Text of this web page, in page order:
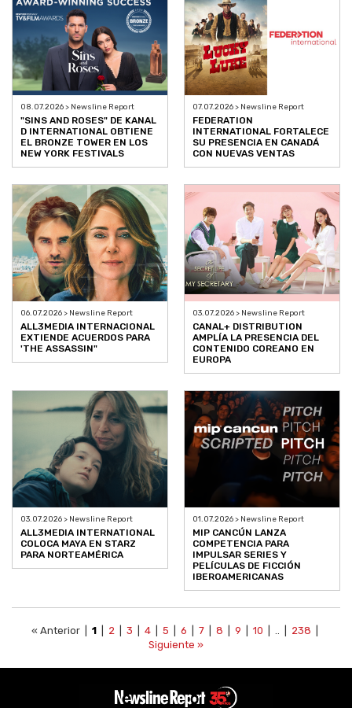
08.07.2026 > Newsline Report
"SINS AND ROSES" DE KANAL
D INTERNATIONAL OBTIENE
EL BRONZE TOWER EN LOS
NEW YORK FESTIVALS
07.07.2026 > Newsline Report
FEDERATION
INTERNATIONAL FORTALECE
SU PRESENCIA EN CANADÁ
CON NUEVAS VENTAS
06.07.2026 > Newsline Report
ALL3MEDIA INTERNACIONAL
EXTIENDE ACUERDOS PARA
'THE ASSASSIN"
03.07.2026 > Newsline Report
CANAL+ DISTRIBUTION
AMPLÍA LA PRESENCIA DEL
CONTENIDO COREANO EN
EUROPA
03.07.2026 > Newsline Report
ALL3MEDIA INTERNATIONAL
COLOCA MAYA EN STARZ
PARA NORTEAMÉRICA
01.07.2026 > Newsline Report
MIP CANCÚN LANZA
COMPETENCIA PARA
IMPULSAR SERIES Y
PELÍCULAS DE FICCIÓN
IBEROAMERICANAS
« Anterior | 1 2 3 4 5 6 7 8 9 10 238
Siguiente »